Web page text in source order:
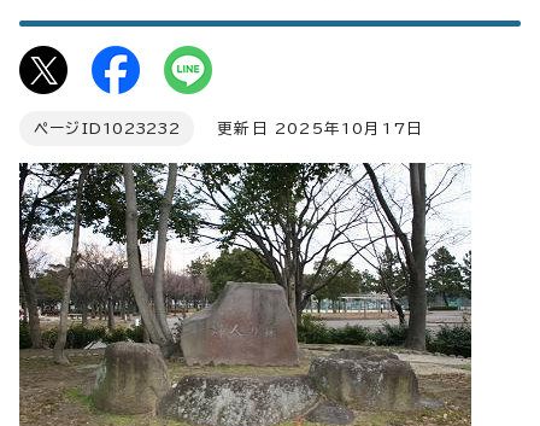
ページID 1023232 更新日 2025年10月17日